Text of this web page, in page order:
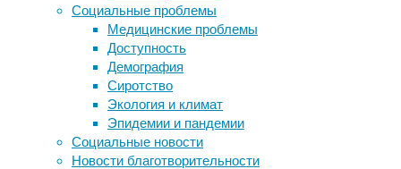
Социальные проблемы
Медицинские проблемы
Доступность
Демография
Сиротство
Экология и климат
Эпидемии и пандемии
Социальные новости
Новости благотворительности
выращена
стволовых
клеток,
дала
положительные
результаты
уже